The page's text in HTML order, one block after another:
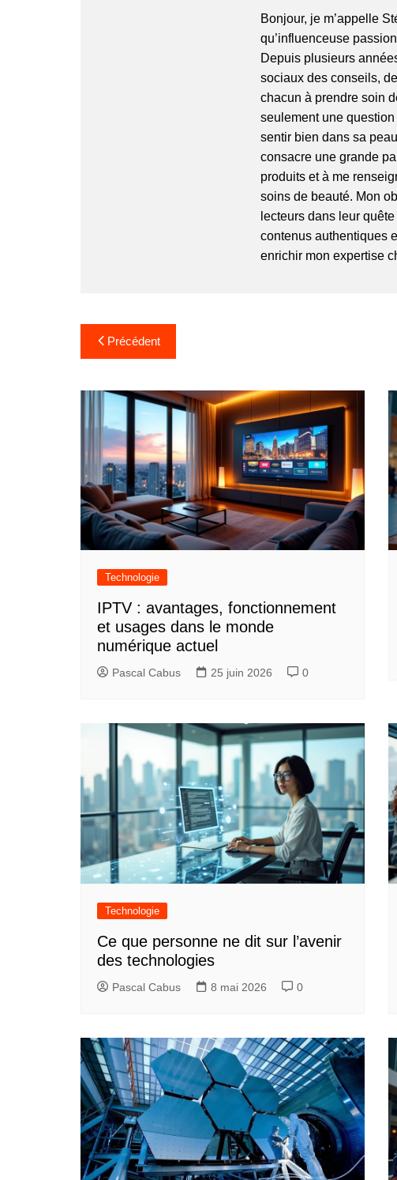
Bonjour, je m’appelle
qu’influenceuse
Depuis plusieurs
sociaux des conseils,
chacun à prendre soin
seulement une question
sentir bien dans sa
consacre une grande
produits et à me
soins de beauté. Mon
lecteurs dans leur
contenus authentiques
enrichir mon expertise
v
g
a
t
i
r
t
i
c
Précédent
Technologie
IPTV : avantages, fonctionnement
et usages dans le monde
numérique actuel
Pascal Cabus 25 juin 2026 0
Technologie
Ce que personne ne dit sur l’avenir
des technologies
Pascal Cabus 8 mai 2026 0